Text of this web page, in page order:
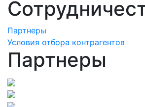
Партнеры
Условия отбора контрагентов
Партнеры